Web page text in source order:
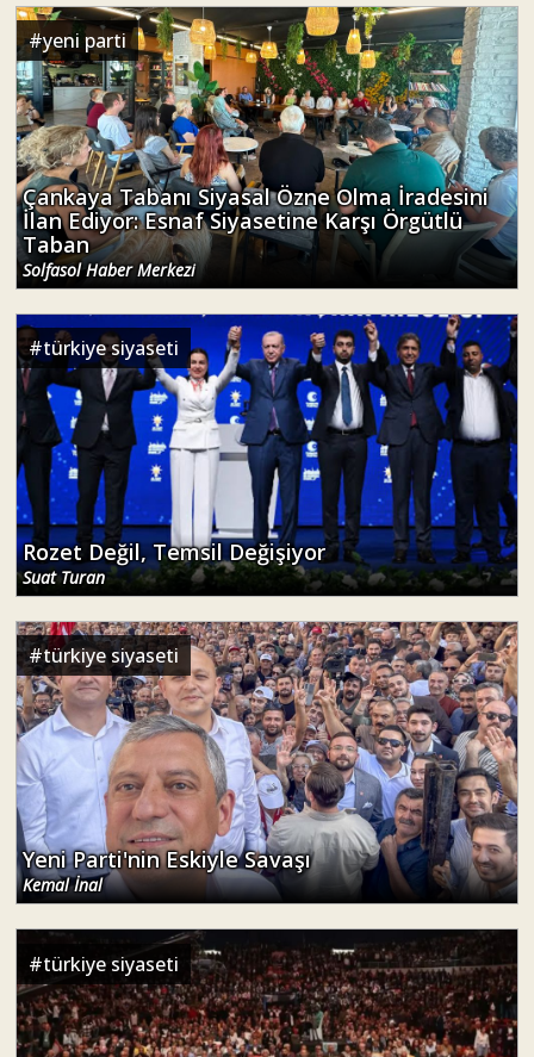
#yeni parti
Çankaya Tabanı Siyasal Özne Olma İradesini
İlan Ediyor: Esnaf Siyasetine Karşı Örgütlü
Taban
Solfasol Haber Merkezi
#türkiye siyaseti
Rozet Değil, Temsil Değişiyor
Suat Turan
#türkiye siyaseti
Yeni Parti'nin Eskiyle Savaşı
Kemal İnal
#türkiye siyaseti